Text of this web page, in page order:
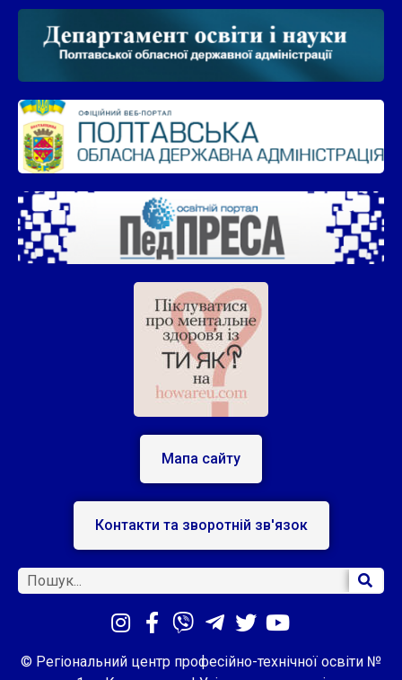
Мапа сайту
Контакти та зворотній зв'язок
© Регіональний центр професійно-технічної освіти №